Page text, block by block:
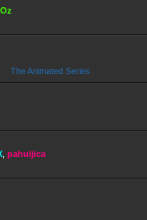
_Oz
The Animated Series
pahuljica